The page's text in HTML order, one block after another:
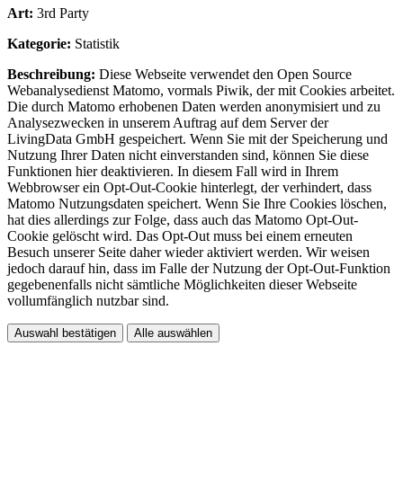
Art: 3rd Party
Kategorie: Statistik
Beschreibung: Diese Webseite verwendet den Open Source
Webanalysedienst Matomo, vormals Piwik, der mit Cookies arbeitet.
Die durch Matomo erhobenen Daten werden anonymisiert und zu
Analysezwecken in unserem Auftrag auf dem Server der
LivingData GmbH gespeichert. Wenn Sie mit der Speicherung und
Nutzung Ihrer Daten nicht einverstanden sind, können Sie diese
Funktionen hier deaktivieren. In diesem Fall wird in Ihrem
Webbrowser ein Opt-Out-Cookie hinterlegt, der verhindert, dass
Matomo Nutzungsdaten speichert. Wenn Sie Ihre Cookies löschen,
hat dies allerdings zur Folge, dass auch das Matomo Opt-Out-
Cookie gelöscht wird. Das Opt-Out muss bei einem erneuten
Besuch unserer Seite daher wieder aktiviert werden. Wir weisen
jedoch darauf hin, dass im Falle der Nutzung der Opt-Out-Funktion
gegebenenfalls nicht sämtliche Möglichkeiten dieser Webseite
vollumfänglich nutzbar sind.
Auswahl bestätigen Alle auswählen